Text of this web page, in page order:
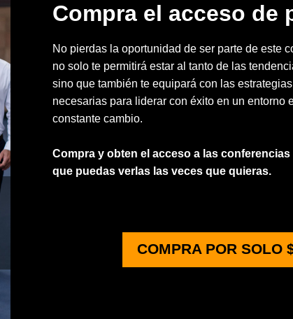
Compra el acceso de
No pierdas la oportunidad de ser parte de este
no solo te permitirá estar al tanto de las
sino que también te equipará con las
necesarias para liderar con éxito en un entorno
constante cambio.
Compra y obten el acceso a las
que puedas verlas las veces que quieras.
COMPRA POR SOLO